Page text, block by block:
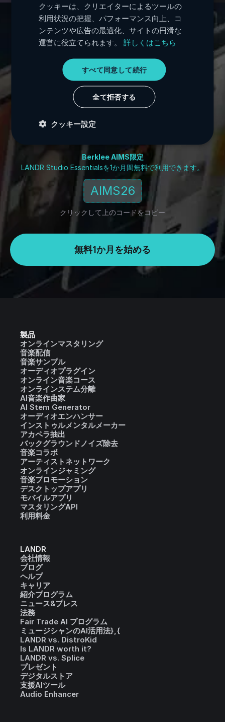
クリエーター第一の、最
も包括的なAIプラットフ
ォーム
音楽を制作・完成・リリース・収益化。 すべては1か所
Berklee AIMS限定
LANDR Studio Essentialsを1か月間無料で利用できます。
AIMS26
クリックして上のコードをコピー
無料1か月を始める
製品
オンラインマスタリング
音楽配信
音楽サンプル
オーディオプラグイン
オンライン音楽コース
オンラインステム分離
AI音楽作曲家
AI Stem Generator
オーディオエンハンサー
インストゥルメンタルメーカー
アカペラ抽出
バックグラウンドノイズ除去
音楽コラボ
アーティストネットワーク
オンラインジャミング
音楽プロモーション
デスクトップアプリ
モバイルアプリ
マスタリングAPI
利用料金
LANDR
会社情報
ブログ
ヘルプ
キャリア
紹介プログラム
ニュース&プレス
法務
Fair Trade AI プログラム
ミュージシャンのAI活用法},{
LANDR vs. DistroKid
Is LANDR worth it?
LANDR vs. Splice
プレゼント
デジタルストア
支援AIツール
Audio Enhancer
SPANISH
PORTUGUESE
ITALIAN
GERMAN
JAPANESE
KOREAN
クッキーは、クリエイターによるツールの
利用状況の把握、パフォーマンス向上、コ
ンテンツや広告の最適化、サイトの円滑な
運営に役立てられます。
詳しくはこちら
すべて同意して続行
全て拒否する
クッキー設定